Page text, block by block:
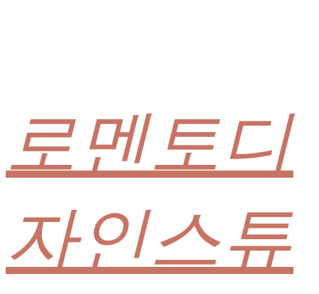
로멘토디
자인스튜